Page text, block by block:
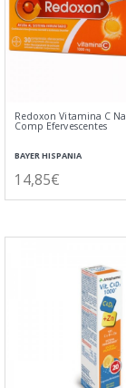
Redoxon Vitamina C
Comp Efervescentes
BAYER HISPANIA
14,85€